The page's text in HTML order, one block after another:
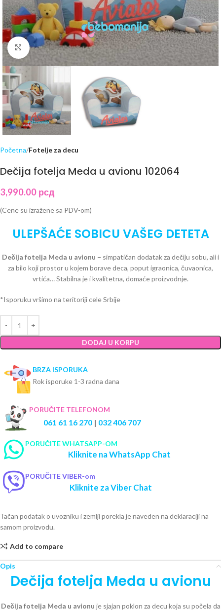
Click to enlarge
Početna Fotelje za decu
Dečija fotelja Meda u avionu 102064
3,990.00 рсд
(Cene su izražene sa PDV-om)
ULEPŠAĆE SOBICU VAŠEG DETETA
Dečija fotelja Meda u avionu – simpatičan dodatak za dečiju sobu, ali i
za bilo koji prostor u kojem borave deca, poput igraonica, čuvaonica,
vrtića… Stabilna je i kvalitetna, domaće proizvodnje.
*Isporuku vršimo na teritoriji cele Srbije
DODAJ U KORPU
BRZA ISPORUKA
Rok isporuke 1-3 radna dana
PORUČITE TELEFONOM
061 61 16 270 | 032 406 707
PORUČITE WHATSAPP-OM
Kliknite na WhatsApp Chat
PORUČITE VIBER-om
Kliknite za Viber Chat
Tačan podatak o uvozniku i zemlji porekla je naveden na deklaraciji na
samom proizvodu.
Add to compare
Opis
Dečija fotelja Meda u avionu
Dečija fotelja Meda u avionu je sjajan poklon za decu koja su počela da